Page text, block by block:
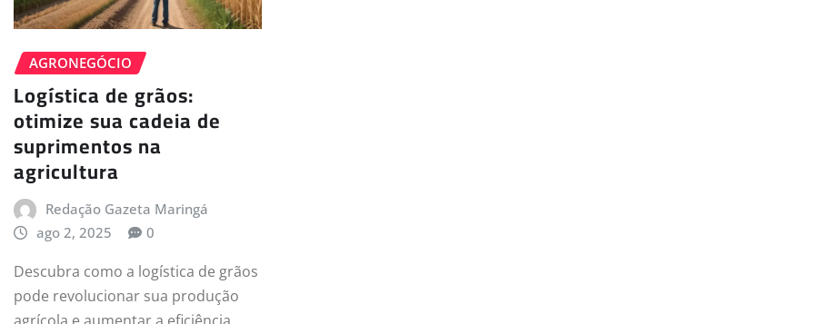
AGRONEGÓCIO
Logística de grãos:
otimize sua cadeia de
suprimentos na
agricultura
Redação Gazeta Maringá
ago 2, 2025
0
Descubra como a logística de grãos
pode revolucionar sua produção